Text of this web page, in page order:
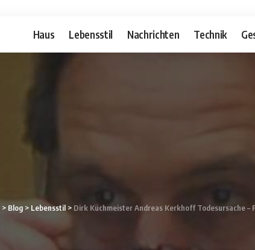
Haus Lebensstil Nachrichten Technik
> Blog > Lebensstil > Dirk Küchmeister Andreas Kerkhoff Todesursache